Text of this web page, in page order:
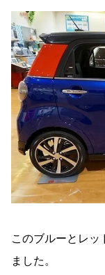
このブルーとレッ
ました。